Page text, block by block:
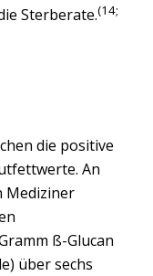
Sterberate.(14;
die positive
An
Mediziner
ß-Glucan
über sechs